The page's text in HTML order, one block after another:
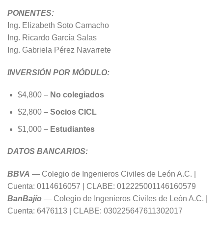
PONENTES:
Ing. Elizabeth Soto Camacho
Ing. Ricardo García Salas
Ing. Gabriela Pérez Navarrete
INVERSIÓN POR MÓDULO:
$4,800 – No colegiados
$2,800 – Socios CICL
$1,000 – Estudiantes
DATOS BANCARIOS:
BBVA — Colegio de Ingenieros Civiles de León A.C. |
Cuenta: 0114616057 | CLABE: 012225001146160579
BanBajío — Colegio de Ingenieros Civiles de León A.C. |
Cuenta: 6476113 | CLABE: 030225647611302017